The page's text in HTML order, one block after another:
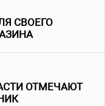
СВОЕГО
ОТМЕЧАЮТ